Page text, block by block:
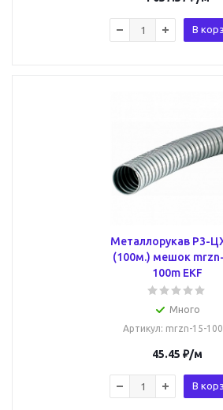
В
Металлорукав Р3-
(100м.) мешок
100m EKF
Много
Артикул: mrzn-15-
45.45 ₽/м
В